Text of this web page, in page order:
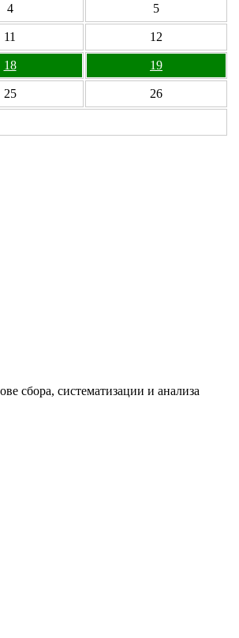
4 5
11 12
18 19
25 26
сбора, систематизации и анализа